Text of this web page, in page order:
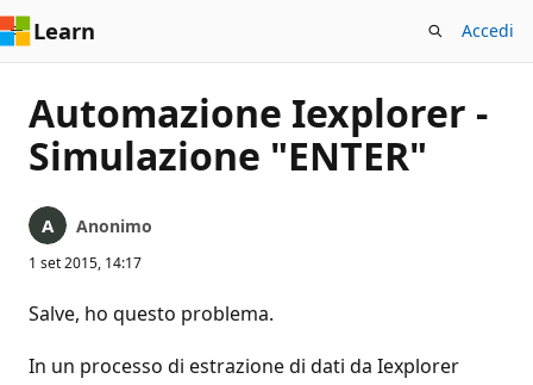
Learn Accedi
Automazione Iexplorer -
Simulazione "ENTER"
Anonimo
1 set 2015, 14:17
Salve, ho questo problema.
In un processo di estrazione di dati da Iexplorer